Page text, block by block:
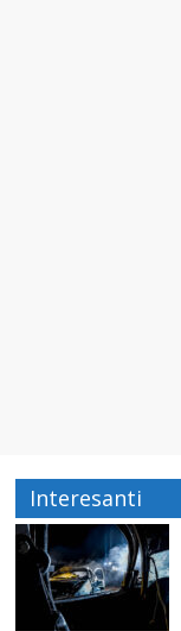
Interesanti